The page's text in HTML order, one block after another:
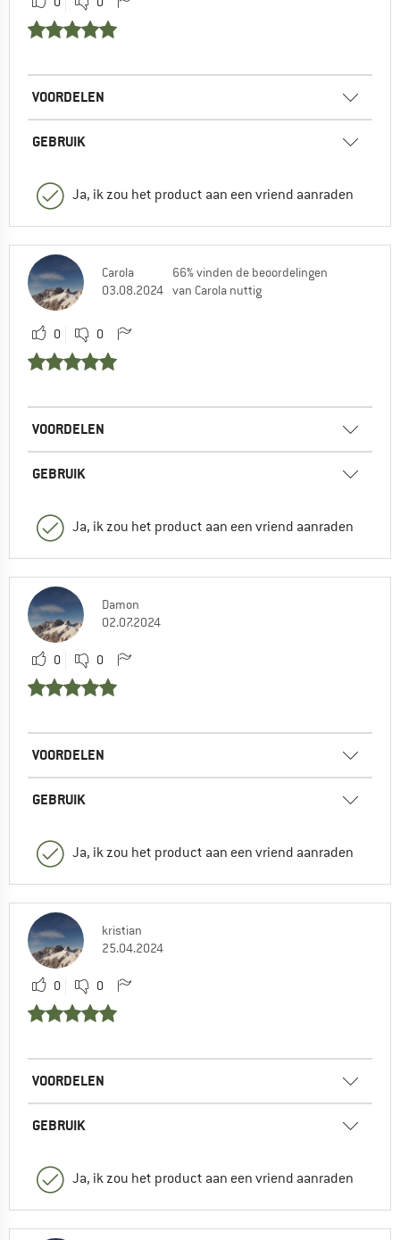
VOORDELEN
GEBRUIK
Ja, ik zou het product aan een vriend aanraden
Carola
03.08.2024
66% vinden de beoordelingen
van Carola nuttig
0 0
VOORDELEN
GEBRUIK
Ja, ik zou het product aan een vriend aanraden
Damon
02.07.2024
0 0
VOORDELEN
GEBRUIK
Ja, ik zou het product aan een vriend aanraden
kristian
25.04.2024
0 0
VOORDELEN
GEBRUIK
Ja, ik zou het product aan een vriend aanraden